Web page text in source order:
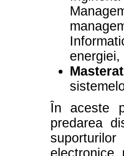
În aceste
predarea
electronice,